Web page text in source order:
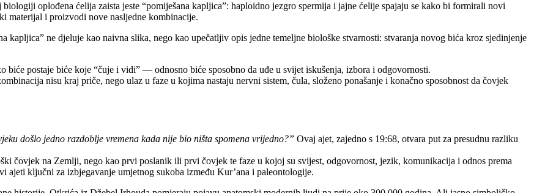
oplođena ćelija zaista jeste “pomiješana kapljica”: haploidno jezgro spermija i jajne ćelije spajaju se kako bi formirali novi
materijal i proizvodi nove nasljedne kombinacije.
kapljica” ne djeluje kao naivna slika, nego kao upečatljiv opis jedne temeljne biološke stvarnosti: stvaranja novog bića kroz sjedinjenje
biće postaje biće koje “čuje i vidi” — odnosno biće sposobno da uđe u svijet iskušenja, izbora i odgovornosti.
nisu kraj priče, nego ulaz u faze u kojima nastaju nervni sistem, čula, složeno ponašanje i konačno sposobnost da čovjek
došlo jedno razdoblje vremena kada nije bio ništa spomena vrijedno?” Ovaj ajet, zajedno s 19:68, otvara put za presudnu razliku
čovjek na Zemlji, nego kao prvi poslanik ili prvi čovjek te faze u kojoj su svijest, odgovornost, jezik, komunikacija i odnos prema
ključni za izbjegavanje umjetnog sukoba između Kur’ana i paleontologije.